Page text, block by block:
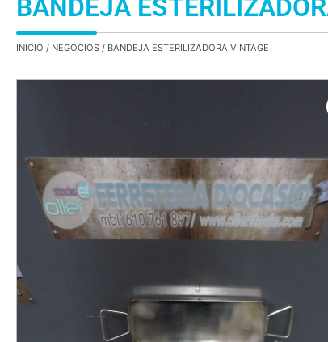
BANDEJA
INICIO / NEGOCIOS / BANDEJA ESTERILIZADORA VINTAGE